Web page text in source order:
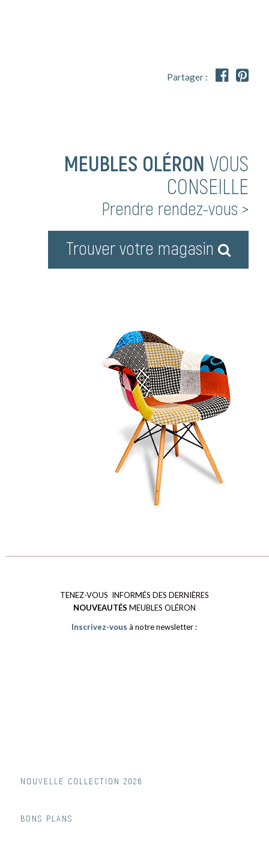
Partager :  
MEUBLES OLÉRON VOUS
CONSEILLE
Prendre rendez-vous >
Trouver votre magasin
TENEZ-VOUS INFORMÉS DES DERNIÈRES
NOUVEAUTÉS MEUBLES OLÉRON
Inscrivez-vous à notre newsletter :
NOUVELLE COLLECTION 2026
BONS PLANS